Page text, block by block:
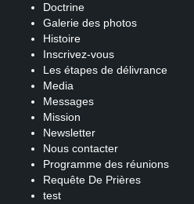
Doctrine
Galerie des photos
Histoire
Inscrivez-vous
Les étapes de délivrance
Media
Messages
Mission
Newsletter
Nous contacter
Programme des réunions
Requête De Prières
test